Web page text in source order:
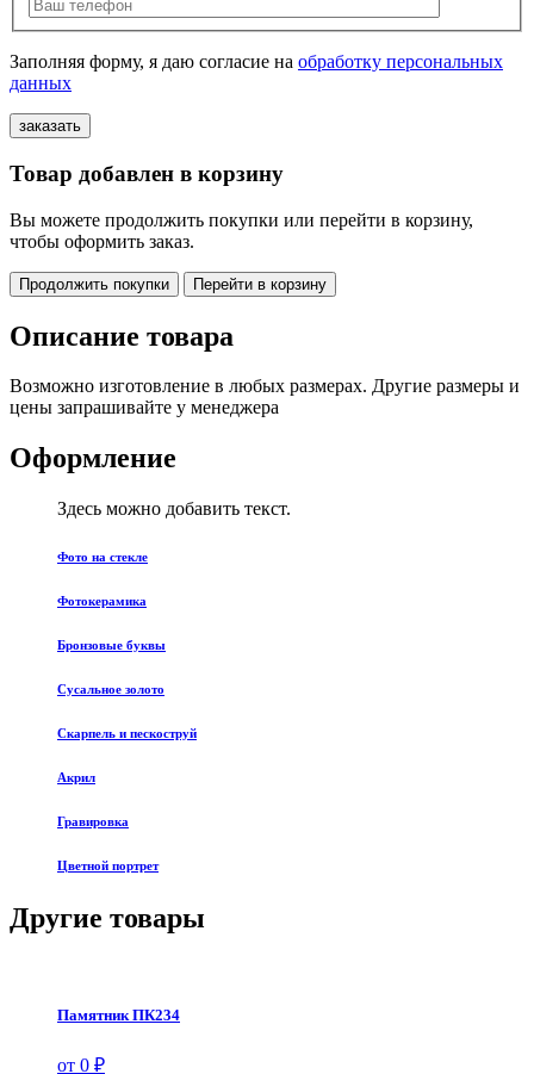
Заполняя форму, я даю согласие на обработку персональных
данных
Товар добавлен в корзину
Вы можете продолжить покупки или перейти в корзину,
чтобы оформить заказ.
Продолжить покупки Перейти в корзину
Описание товара
Возможно изготовление в любых размерах. Другие размеры и
цены запрашивайте у менеджера
Оформление
Здесь можно добавить текст.
Фото на стекле
Фотокерамика
Бронзовые буквы
Сусальное золото
Скарпель и пескоструй
Акрил
Гравировка
Цветной портрет
Другие товары
Памятник ПК234
от 0 ₽